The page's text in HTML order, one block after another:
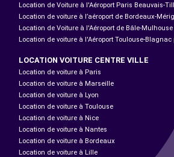
Location de Voiture à l'Aéroport Paris Beauvais-
Location de voiture à l’aéroport de Bordeaux-
Location de Voiture à l'Aéroport de Bâle-
Location de voiture à l'Aéroport Toulouse-Blagnac
LOCATION VOITURE CENTRE VILLE
Location de voiture à Paris
Location de voiture à Marseille
Location de voiture à Lyon
Location de voiture à Toulouse
Location de voiture à Nice
Location de voiture à Nantes
Location de voiture à Bordeaux
Location de voiture à Lille